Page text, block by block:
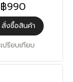
฿990
สั่งซื้อสินค้า
เปรียบเทียบ